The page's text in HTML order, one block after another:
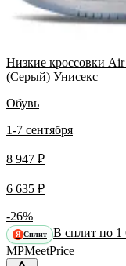
Низкие кроссовки
(Серый) Унисекс
Обувь
1-7 сентября
8 947 ₽
6 635 ₽
-26%
Я Сплит В сплит по 1
MPMeetPrice